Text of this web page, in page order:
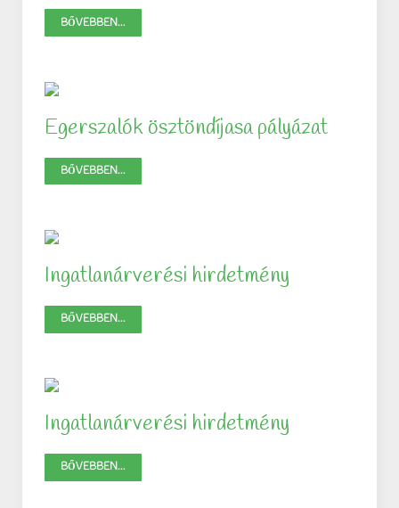
BŐVEBBEN...
Egerszalók ösztöndíjasa pályázat
BŐVEBBEN...
Ingatlanárverési hirdetmény
BŐVEBBEN...
Ingatlanárverési hirdetmény
BŐVEBBEN...